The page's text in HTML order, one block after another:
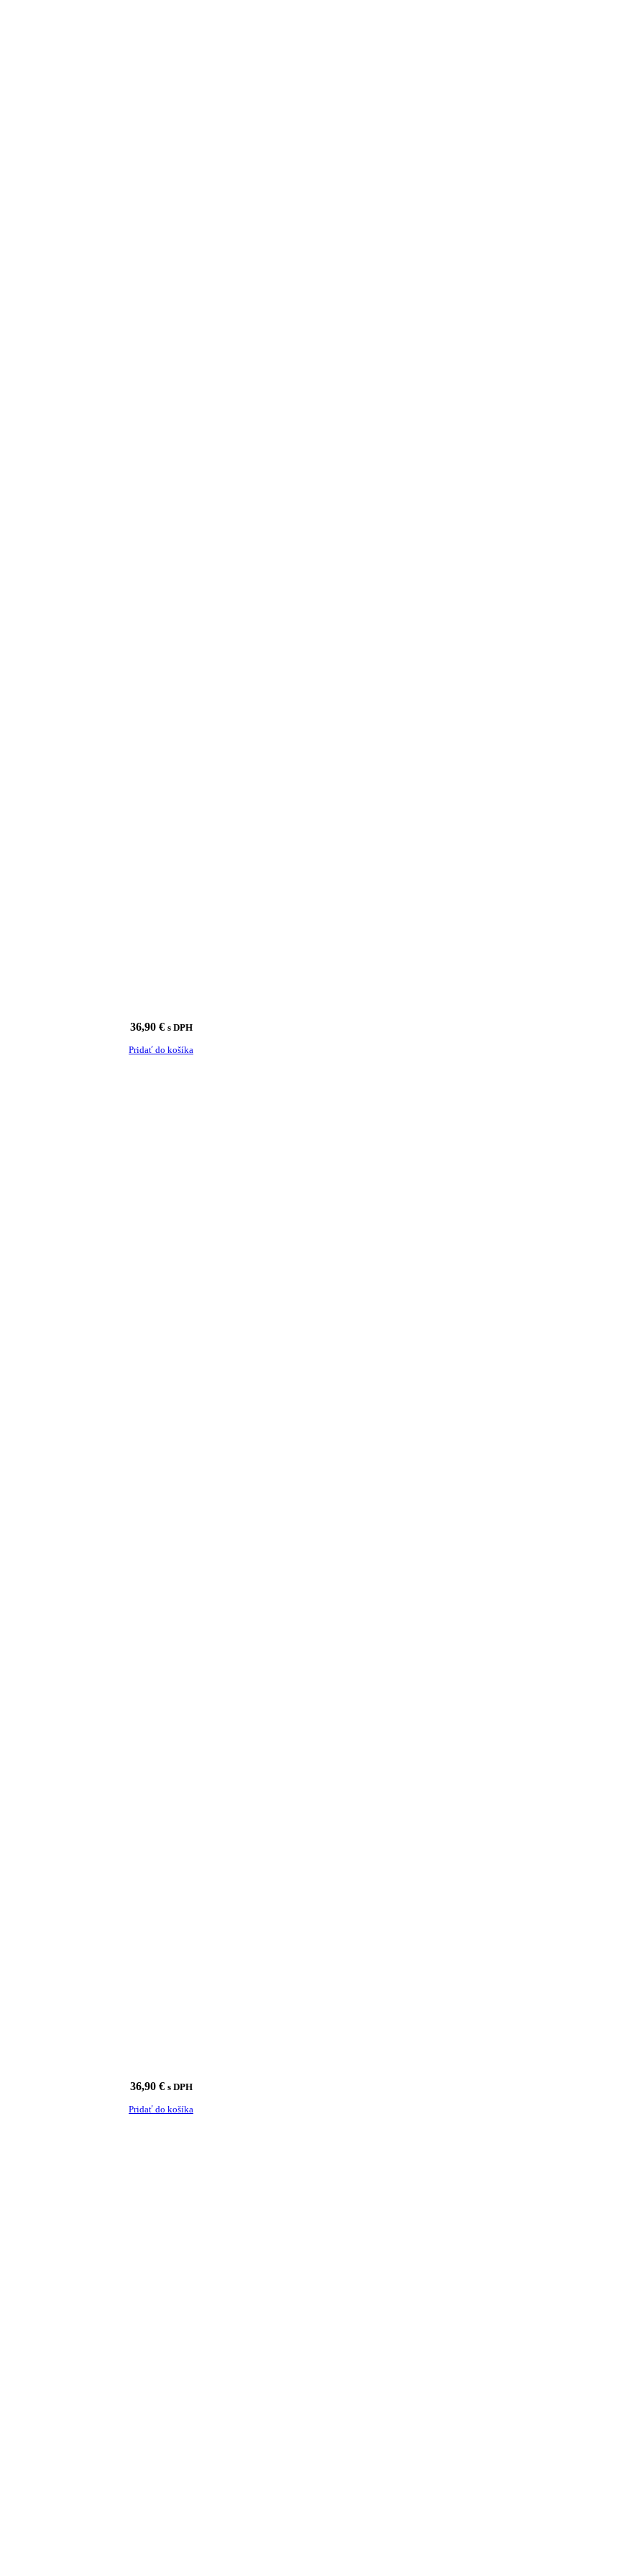
36,90 € s DPH
Pridať do košíka
36,90 € s DPH
Pridať do košíka